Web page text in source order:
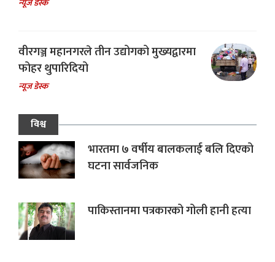
न्यूज डेस्क
वीरगञ्ज महानगरले तीन उद्योगको मुख्यद्वारमा
फोहर थुपारिदियो
न्यूज डेस्क
विश्व
भारतमा ७ वर्षीय बालकलाई बलि दिएको
घटना सार्वजनिक
पाकिस्तानमा पत्रकारको गोली हानी हत्या